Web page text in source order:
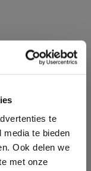
te
te bieden
Ook delen we
met onze
NOS
des conseils
heureux de
de contact